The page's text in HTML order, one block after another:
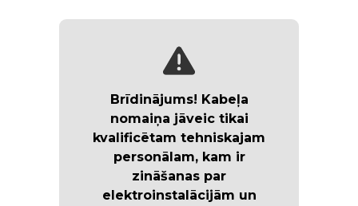
Brīdinājums! Kabeļa
nomaiņa jāveic tikai
kvalificētam tehniskajam
personālam, kam ir
zināšanas par
elektroinstalācijām un